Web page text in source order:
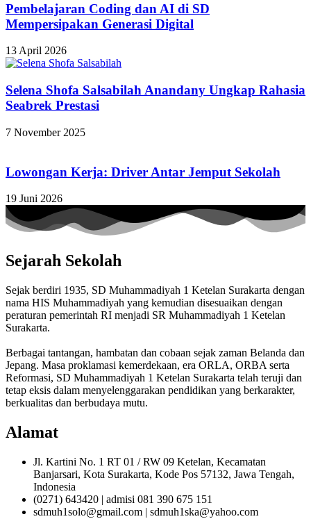
Pembelajaran Coding dan AI di SD
Mempersipakan Generasi Digital
13 April 2026
Selena Shofa Salsabilah Anandany Ungkap Rahasia
Seabrek Prestasi
7 November 2025
Lowongan Kerja: Driver Antar Jemput Sekolah
19 Juni 2026
Sejarah Sekolah
Sejak berdiri 1935, SD Muhammadiyah 1 Ketelan Surakarta dengan
nama HIS Muhammadiyah yang kemudian disesuaikan dengan
peraturan pemerintah RI menjadi SR Muhammadiyah 1 Ketelan
Surakarta.
Berbagai tantangan, hambatan dan cobaan sejak zaman Belanda dan
Jepang. Masa proklamasi kemerdekaan, era ORLA, ORBA serta
Reformasi, SD Muhammadiyah 1 Ketelan Surakarta telah teruji dan
tetap eksis dalam menyelenggarakan pendidikan yang berkarakter,
berkualitas dan berbudaya mutu.
Alamat
Jl. Kartini No. 1 RT 01 / RW 09 Ketelan, Kecamatan
Banjarsari, Kota Surakarta, Kode Pos 57132, Jawa Tengah,
Indonesia
(0271) 643420 | admisi 081 390 675 151
sdmuh1solo@gmail.com | sdmuh1ska@yahoo.com